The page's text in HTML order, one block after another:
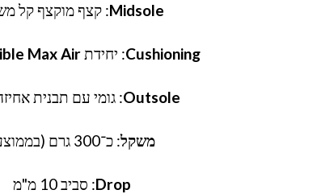
Midsole: קצף מוקצף קל
Cushioning: יחידתMax Air
Outsole: גומי עם תבנית
משקל: כ־300 גרם (בממוצע)
Drop: סביב 10 מ"מ